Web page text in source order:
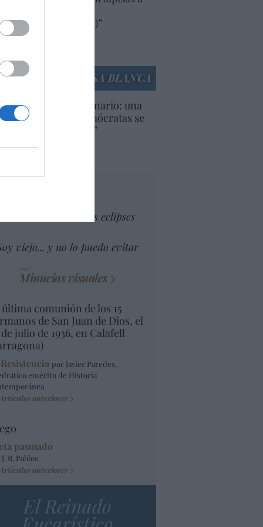
(y europeas)”
LA CASA BLANCA
Inquietante escenario: una
parte de los demócratas se
como “socialista”
Aguirre
Dios es el señor de los eclipses
viejo... y no lo puedo evitar
Minucias visuales
comunión de los 15
de San Juan de Dios, el
de julio de 1936, en Calafell
por Javier Paredes,
emérito de Historia
Artículos anteriores
pasmado
R. Pablos
Artículos anteriores
El Reinado